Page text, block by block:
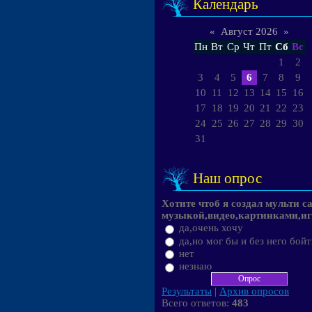
Календарь
« Август 2026
»
Пн Вт Ср Чт Пт Сб Вс
1
2
3
4 5 6 7 8
9
10
11 12 13 14 15
16
17
18 19 20 21 22
23
24 25 26 27 28 29 30
31
Наш опрос
Хотите чтоб я создал мульти
да,очень хочу
да,но мог бы и без него
нет
незнаю
Результаты | Архив опросов
Всего ответов: 483